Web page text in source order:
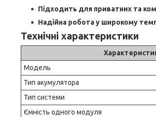
Підходить для приватних та
Надійна робота у широкому
Технічні характеристики
Модель
Тип акумулятора
Тип системи
Ємність одного модуля